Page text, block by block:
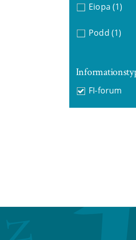
Eiopa (1)
Podd (1)
FI-forum